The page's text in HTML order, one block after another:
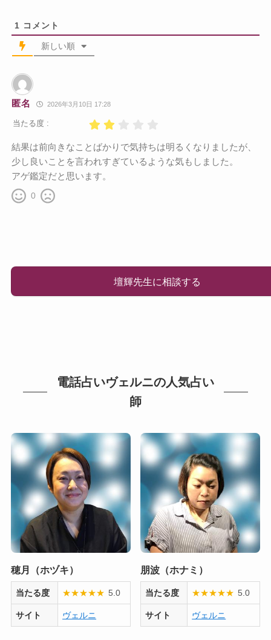
1 コメント
新しい順
匿名 2026年3月10日 17:28
当たる度 :
結果は前向きなことばかりで気持ちは明るくなりましたが、
少し良いことを言われすぎているような気もしました。
アゲ鑑定だと思います。
0
壇輝先生に相談する
電話占いヴェルニの人気占い
師
穂月（ホヅキ）
当たる度 ★★★★★ 5.0
サイト ヴェルニ
朋波（ホナミ）
当たる度 ★★★★★ 5.0
サイト ヴェルニ